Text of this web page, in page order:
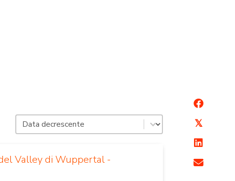
Ordina per data
Ordinamento dei contenuti
Valley di Wuppertal -
𝕏